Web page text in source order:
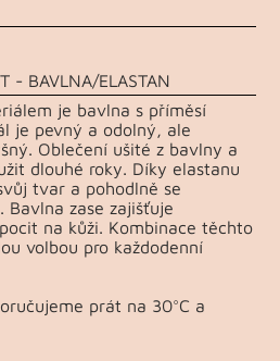
- BAVLNA/ELASTAN
je bavlna s příměsí
je pevný a odolný, ale
Oblečení ušité z bavlny a
dlouhé roky. Díky elastanu
tvar a pohodlně se
Bavlna zase zajišťuje
na kůži. Kombinace těchto
volbou pro každodenní
prát na 30°C a